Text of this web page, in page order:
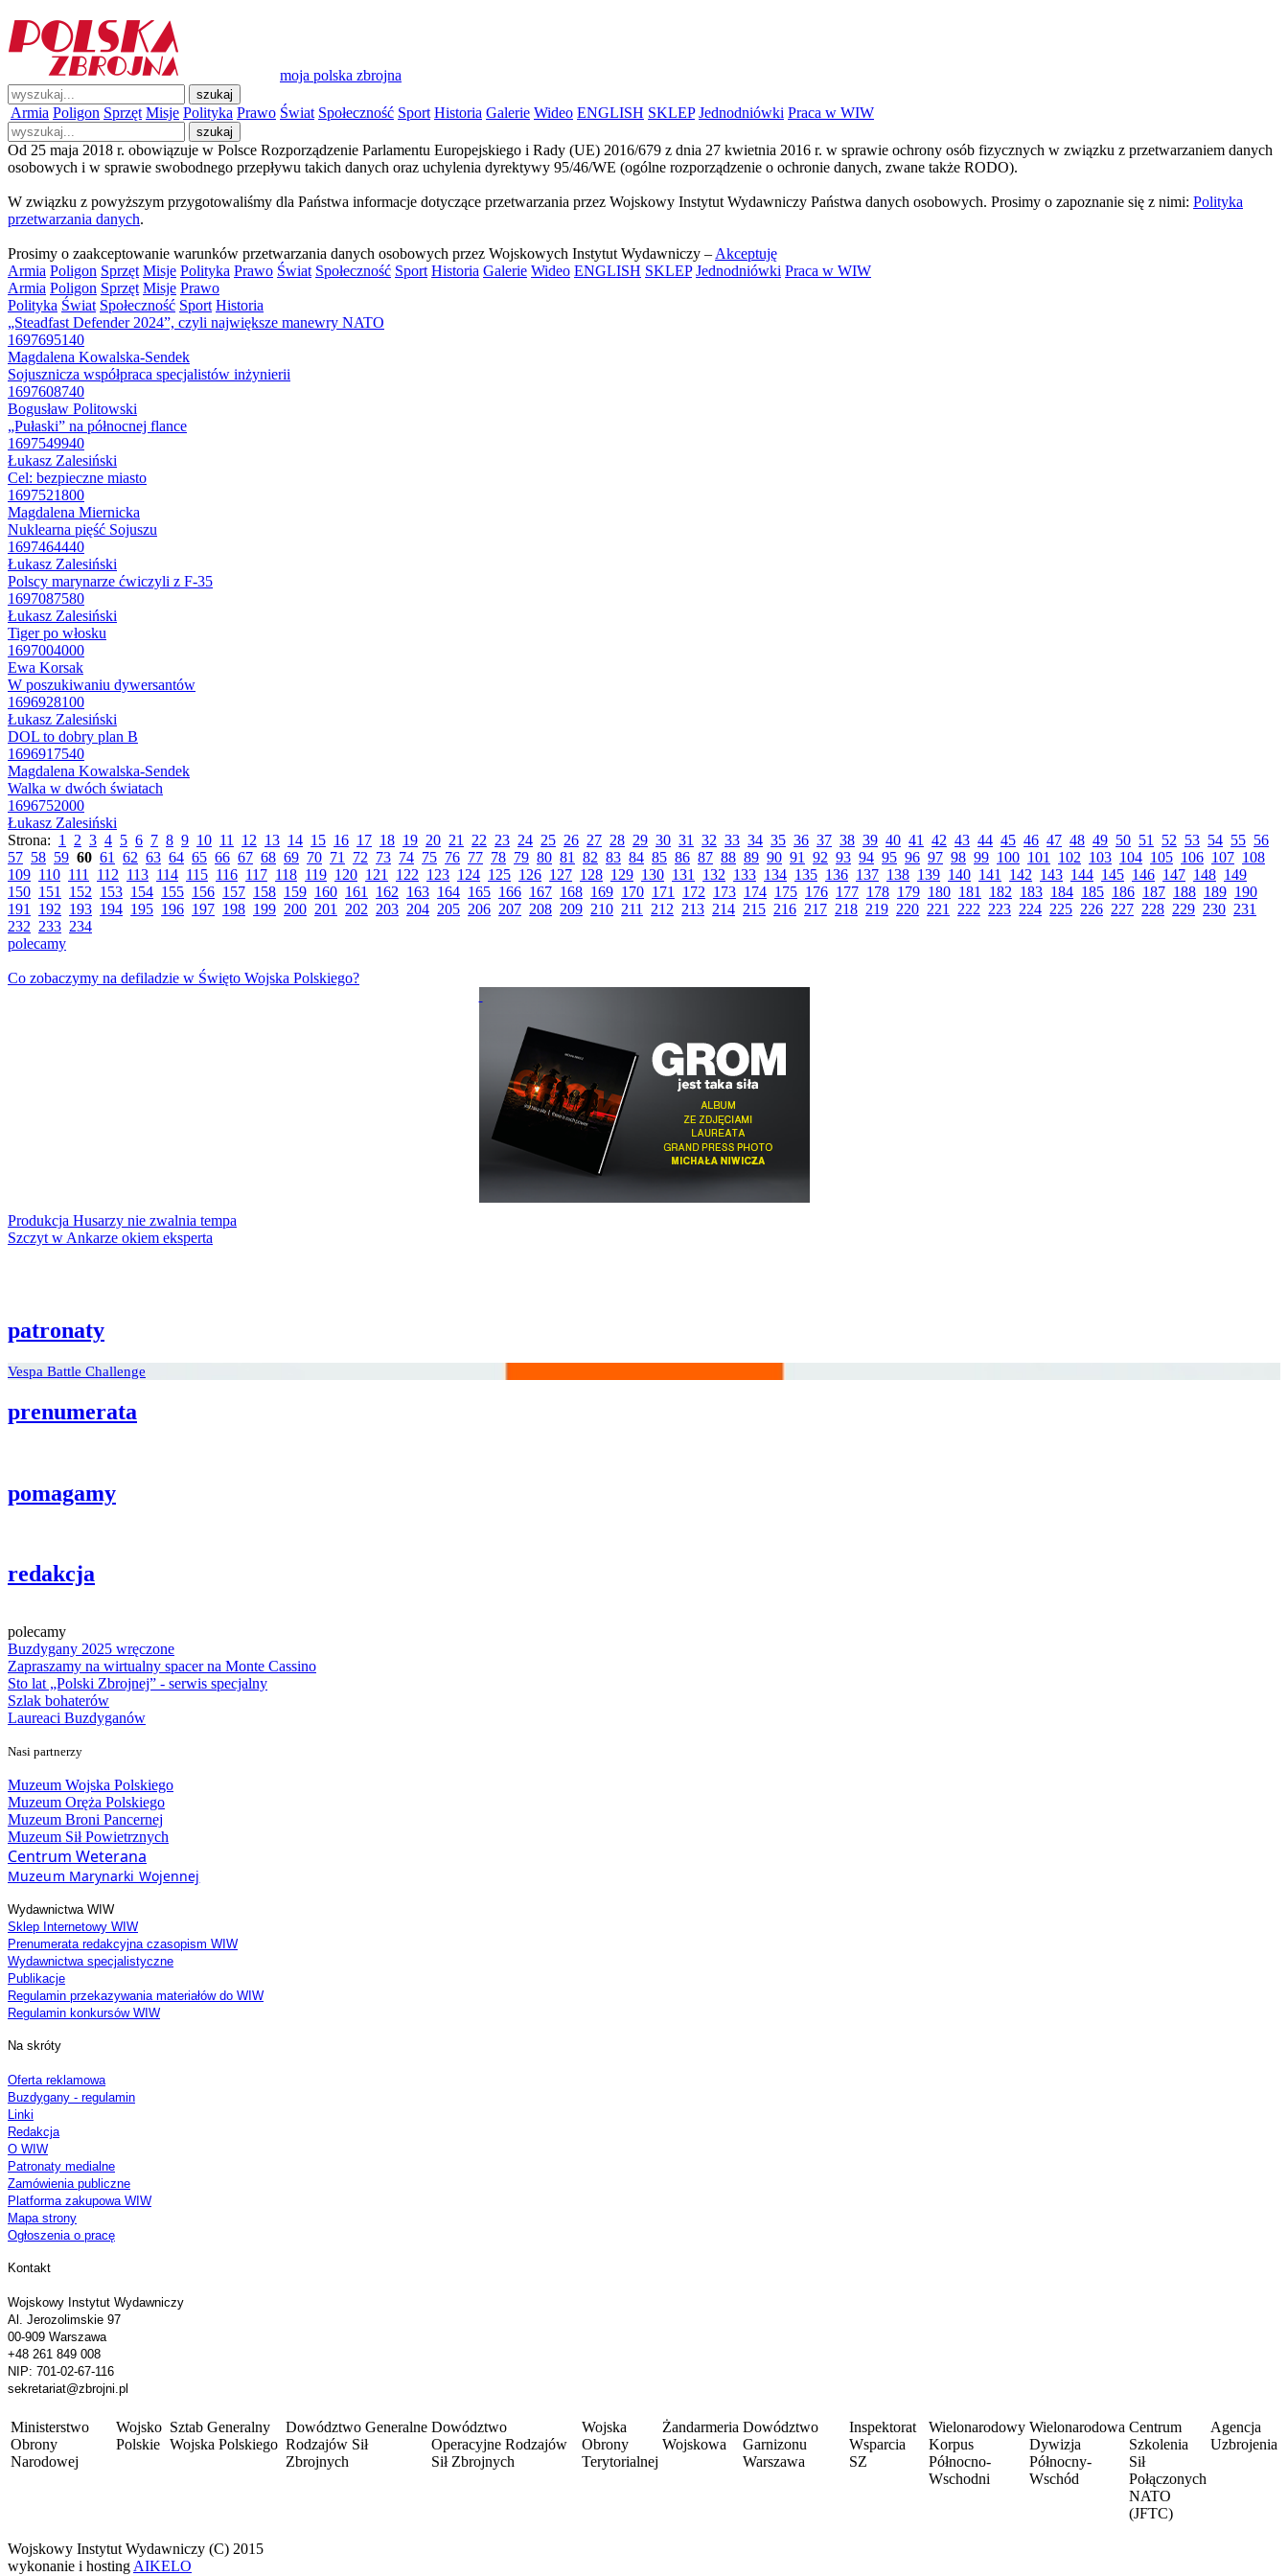
moja polska zbrojna
Armia Poligon Sprzęt Misje Polityka Prawo Świat Społeczność Sport Historia Galerie Wideo ENGLISH SKLEP Jednodniówki Praca w WIW
Od 25 maja 2018 r. obowiązuje w Polsce Rozporządzenie Parlamentu Europejskiego i Rady (UE) 2016/679 z dnia 27 kwietnia 2016 r. w sprawie ochrony osób fizycznych w związku z przetwarzaniem danych
osobowych i w sprawie swobodnego przepływu takich danych oraz uchylenia dyrektywy 95/46/WE (ogólne rozporządzenie o ochronie danych, zwane także RODO).
W związku z powyższym przygotowaliśmy dla Państwa informacje dotyczące przetwarzania przez Wojskowy Instytut Wydawniczy Państwa danych osobowych. Prosimy o zapoznanie się z nimi: Polityka
przetwarzania danych.
Prosimy o zaakceptowanie warunków przetwarzania danych osobowych przez Wojskowych Instytut Wydawniczy – Akceptuję
Armia Poligon Sprzęt Misje Polityka Prawo Świat Społeczność Sport Historia Galerie Wideo ENGLISH SKLEP Jednodniówki Praca w WIW
Armia Poligon Sprzęt Misje Prawo
Polityka Świat Społeczność Sport Historia
„Steadfast Defender 2024”, czyli największe manewry NATO
1697695140
Magdalena Kowalska-Sendek
Sojusznicza współpraca specjalistów inżynierii
1697608740
Bogusław Politowski
„Pułaski” na północnej flance
1697549940
Łukasz Zalesiński
Cel: bezpieczne miasto
1697521800
Magdalena Miernicka
Nuklearna pięść Sojuszu
1697464440
Łukasz Zalesiński
Polscy marynarze ćwiczyli z F-35
1697087580
Łukasz Zalesiński
Tiger po włosku
1697004000
Ewa Korsak
W poszukiwaniu dywersantów
1696928100
Łukasz Zalesiński
DOL to dobry plan B
1696917540
Magdalena Kowalska-Sendek
Walka w dwóch światach
1696752000
Łukasz Zalesiński
Strona: 1 2 3 4 5 6 7 8 9 10 11 12 13 14 15 16 17 18 19 20 21 22 23 24 25 26 27 28 29 30 31 32 33 34 35 36 37 38 39 40 41 42 43 44 45 46 47 48 49 50 51 52 53 54 55 56
57 58 59 60 61 62 63 64 65 66 67 68 69 70 71 72 73 74 75 76 77 78 79 80 81 82 83 84 85 86 87 88 89 90 91 92 93 94 95 96 97 98 99 100 101 102 103 104 105 106 107 108
109 110 111 112 113 114 115 116 117 118 119 120 121 122 123 124 125 126 127 128 129 130 131 132 133 134 135 136 137 138 139 140 141 142 143 144 145 146 147 148 149
150 151 152 153 154 155 156 157 158 159 160 161 162 163 164 165 166 167 168 169 170 171 172 173 174 175 176 177 178 179 180 181 182 183 184 185 186 187 188 189 190
191
192 193 194 195 196 197 198 199 200 201 202 203 204 205 206 207 208 209 210 211 212 213 214 215 216 217 218 219 220 221 222 223 224 225 226 227 228 229 230 231
232 233 234
polecamy
Co zobaczymy na defiladzie w Święto Wojska Polskiego?
Produkcja Husarzy nie zwalnia tempa
Szczyt w Ankarze okiem eksperta
patronaty
Vespa Battle Challenge
prenumerata
pomagamy
redakcja
polecamy
Buzdygany 2025 wręczone
Zapraszamy na wirtualny spacer na Monte Cassino
Sto lat „Polski Zbrojnej” - serwis specjalny
Szlak bohaterów
Laureaci Buzdyganów
Nasi partnerzy
Muzeum Wojska Polskiego
Muzeum Oręża Polskiego
Muzeum Broni Pancernej
Muzeum Sił Powietrznych
Centrum Weterana
Muzeum Marynarki Wojennej
Wydawnictwa WIW
Sklep Internetowy WIW
Prenumerata redakcyjna czasopism WIW
Wydawnictwa specjalistyczne
Publikacje
Regulamin przekazywania materiałów do WIW
Regulamin konkursów WIW
Na skróty
Oferta reklamowa
Buzdygany - regulamin
Linki
Redakcja
O WIW
Patronaty medialne
Zamówienia publiczne
Platforma zakupowa WIW
Mapa strony
Ogłoszenia o pracę
Kontakt
Wojskowy Instytut Wydawniczy
Al. Jerozolimskie 97
00-909 Warszawa
+48 261 849 008
NIP: 701-02-67-116
sekretariat@zbrojni.pl
Ministerstwo
Obrony
Narodowej
Wojsko
Polskie
Sztab Generalny
Wojska Polskiego
Dowództwo Generalne
Rodzajów Sił
Zbrojnych
Dowództwo
Operacyjne Rodzajów
Sił Zbrojnych
Wojska
Obrony
Terytorialnej
Żandarmeria
Wojskowa
Dowództwo
Garnizonu
Warszawa
Inspektorat
Wsparcia
SZ
Wielonarodowy
Korpus
Północno-
Wschodni
Wielonarodowa
Dywizja
Północny-
Wschód
Centrum
Szkolenia
Sił
Połączonych
NATO
(JFTC)
Agencja
Uzbrojenia
Wojskowy Instytut Wydawniczy (C) 2015
wykonanie i hosting AIKELO